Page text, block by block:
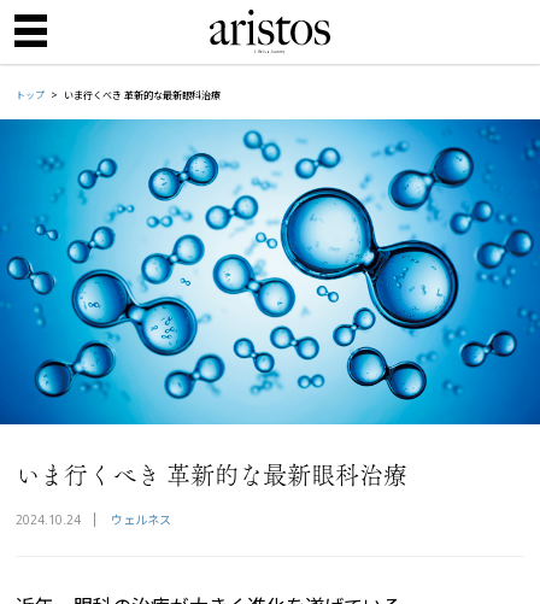
トップ いま行くべき 革新的な最新眼科治療
いま行くべき 革新的な最新眼科治療
2024.10.24 ウェルネス